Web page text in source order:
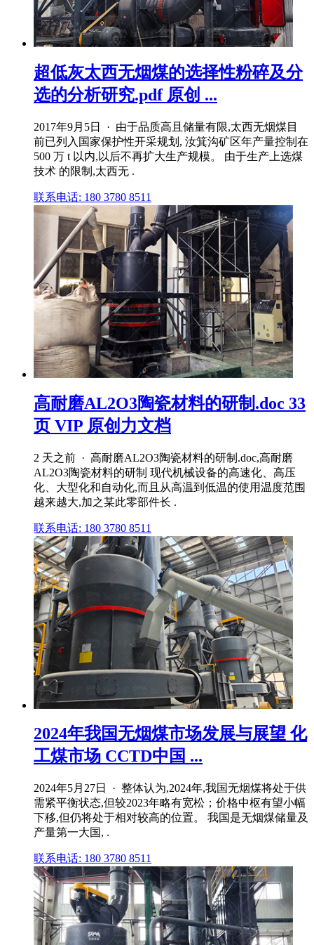
超低灰太西无烟煤的选择性粉碎及分
选的分析研究.pdf 原创 ...
2017年9月5日 · 由于品质高且储量有限,太西无烟煤目
前已列入国家保护性开采规划, 汝箕沟矿区年产量控制在
500 万 t 以内,以后不再扩大生产规模。 由于生产上选煤
技术 的限制,太西无 .
联系电话: 180 3780 8511
高耐磨AL2O3陶瓷材料的研制.doc 33
页 VIP 原创力文档
2 天之前 · 高耐磨AL2O3陶瓷材料的研制.doc,高耐磨
AL2O3陶瓷材料的研制 现代机械设备的高速化、高压
化、大型化和自动化,而且从高温到低温的使用温度范围
越来越大,加之某此零部件长 .
联系电话: 180 3780 8511
2024年我国无烟煤市场发展与展望 化
工煤市场 CCTD中国 ...
2024年5月27日 · 整体认为,2024年,我国无烟煤将处于供
需紧平衡状态,但较2023年略有宽松；价格中枢有望小幅
下移,但仍将处于相对较高的位置。 我国是无烟煤储量及
产量第一大国, .
联系电话: 180 3780 8511